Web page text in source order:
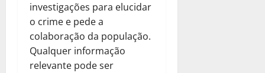
investigações para elucidar
o crime e pede a
colaboração da população.
Qualquer informação
relevante pode ser